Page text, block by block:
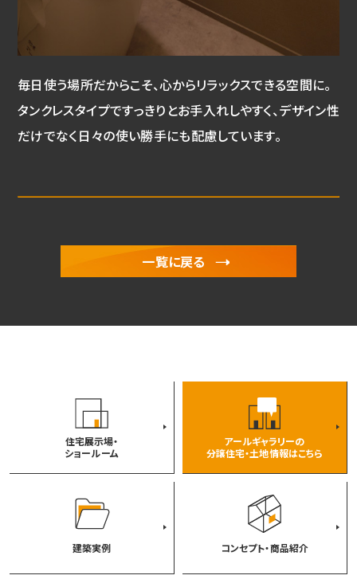
毎日使う場所だからこそ、心からリラックスできる空間に。
タンクレスタイプですっきりとお手入れしやすく、デザイン性
だけでなく日々の使い勝手にも配慮しています。
一覧に戻る
住宅展示場・
ショールーム
アールギャラリーの
分譲住宅・土地情報はこちら
建築実例 コンセプト・商品紹介